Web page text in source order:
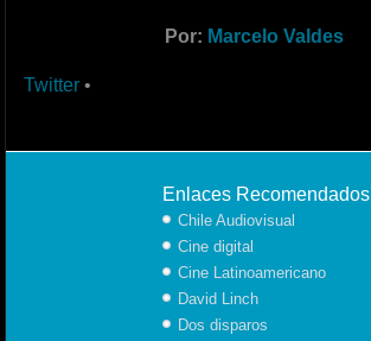
Por: Marcelo Valdes
Twitter •
Enlaces Recomendados
Chile Audiovisual
Cine digital
Cine Latinoamericano
David Linch
Dos disparos